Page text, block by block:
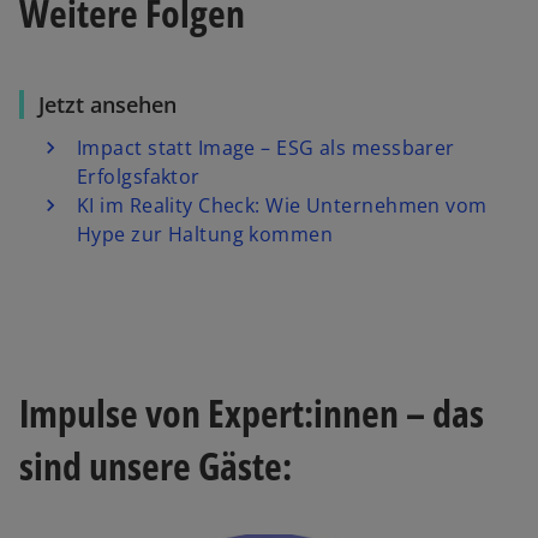
Weitere Folgen
Jetzt ansehen
Impact statt Image – ESG als messbarer
Erfolgsfaktor
KI im Reality Check: Wie Unternehmen vom
Hype zur Haltung kommen
Impulse von Expert:innen – das
sind unsere Gäste: